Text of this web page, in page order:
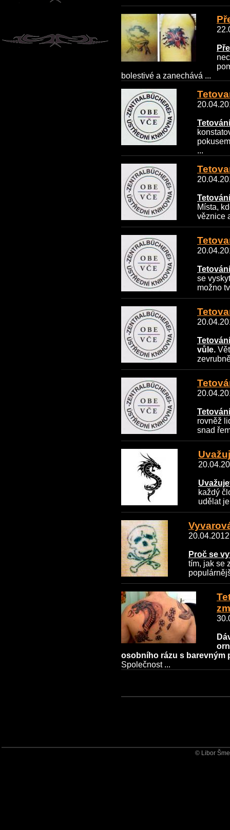
bolestivé a zanechává ...
...
Místa,
věznice
se
možno
vůle.
rovněž
snad
každý
udělat
Proč se
tím, jak se
osobního rázu s barevným
Společnost ...
© Libor